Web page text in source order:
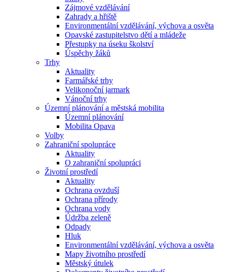
Zájmové vzdělávání
Zahrady a hřiště
Environmentální vzdělávání, výchova a osvěta
Opavské zastupitelstvo dětí a mládeže
Přestupky na úseku školství
Úspěchy žáků
Trhy
Aktuality
Farmářské trhy
Velikonoční jarmark
Vánoční trhy
Územní plánování a městská mobilita
Územní plánování
Mobilita Opava
Volby
Zahraniční spolupráce
Aktuality
O zahraniční spolupráci
Životní prostředí
Aktuality
Ochrana ovzduší
Ochrana přírody
Ochrana vody
Údržba zeleně
Odpady
Hluk
Environmentální vzdělávání, výchova a osvěta
Mapy životního prostředí
Městský útulek